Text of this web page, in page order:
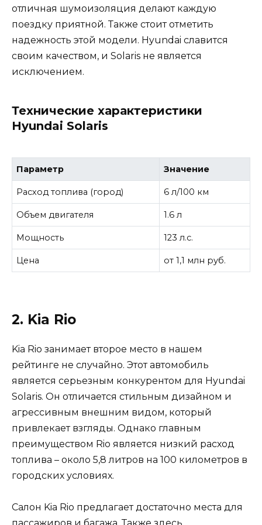
отличная шумоизоляция делают каждую
поездку приятной. Также стоит отметить
надежность этой модели. Hyundai славится
своим качеством, и Solaris не является
исключением.
Технические характеристики
Hyundai Solaris
Параметр Значение
Расход топлива (город) 6 л/100 км
Объем двигателя 1.6 л
Мощность 123 л.с.
Цена от 1,1 млн руб.
2. Kia Rio
Kia Rio занимает второе место в нашем
рейтинге не случайно. Этот автомобиль
является серьезным конкурентом для Hyundai
Solaris. Он отличается стильным дизайном и
агрессивным внешним видом, который
привлекает взгляды. Однако главным
преимуществом Rio является низкий расход
топлива – около 5,8 литров на 100 километров в
городских условиях.
Салон Kia Rio предлагает достаточно места для